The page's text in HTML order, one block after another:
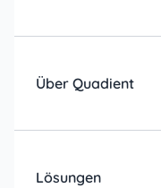
Über Quadient
Lösungen